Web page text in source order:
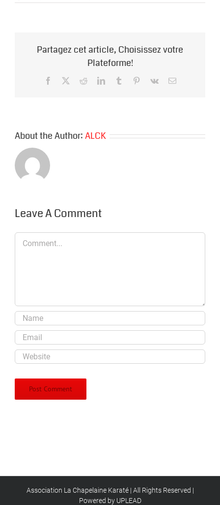
Partagez cet article, Choisissez votre
Plateforme!
Facebook RedditLinkedInTumblr Pinterest
Vk Email
About the Author:ALCK
Leave A Comment
Comment
Association La Chapelaine Karaté | All Rights Reserved |
Powered by UPLEAD